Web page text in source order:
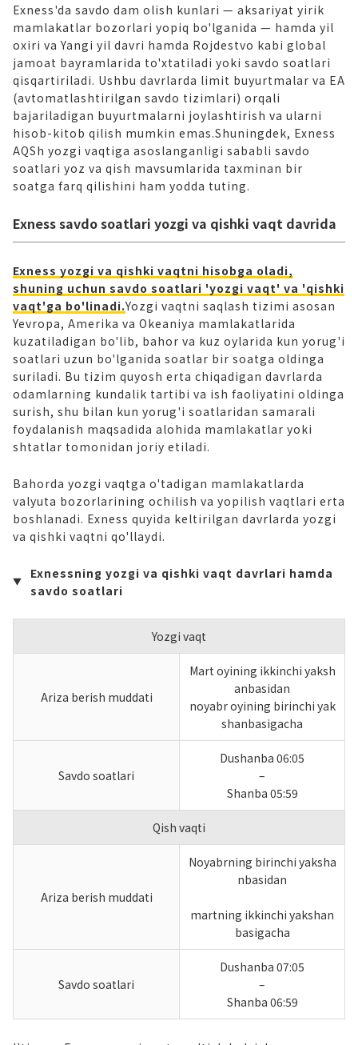
Exness'da savdo dam olish kunlari — aksariyat yirik
mamlakatlar bozorlari yopiq bo'lganida — hamda yil
oxiri va Yangi yil davri hamda Rojdestvo kabi global
jamoat bayramlarida to'xtatiladi yoki savdo soatlari
qisqartiriladi. Ushbu davrlarda limit buyurtmalar va EA
(avtomatlashtirilgan savdo tizimlari) orqali
bajariladigan buyurtmalarni joylashtirish va ularni
hisob-kitob qilish mumkin emas.Shuningdek, Exness
AQSh yozgi vaqtiga asoslanganligi sababli savdo
soatlari yoz va qish mavsumlarida taxminan bir
soatga farq qilishini ham yodda tuting.
Exness savdo soatlari yozgi va qishki vaqt davrida
Exness yozgi va qishki vaqtni hisobga oladi,
shuning uchun savdo soatlari 'yozgi vaqt' va 'qishki
vaqt'ga bo'linadi.Yozgi vaqtni saqlash tizimi asosan
Yevropa, Amerika va Okeaniya mamlakatlarida
kuzatiladigan bo'lib, bahor va kuz oylarida kun yorug'i
soatlari uzun bo'lganida soatlar bir soatga oldinga
suriladi. Bu tizim quyosh erta chiqadigan davrlarda
odamlarning kundalik tartibi va ish faoliyatini oldinga
surish, shu bilan kun yorug'i soatlaridan samarali
foydalanish maqsadida alohida mamlakatlar yoki
shtatlar tomonidan joriy etiladi.
Bahorda yozgi vaqtga o'tadigan mamlakatlarda
valyuta bozorlarining ochilish va yopilish vaqtlari erta
boshlanadi. Exness quyida keltirilgan davrlarda yozgi
va qishki vaqtni qo'llaydi.
Exnessning yozgi va qishki vaqt davrlari hamda
savdo soatlari
Yozgi vaqt
Ariza berish muddati
Mart oyining ikkinchi yaksh
anbasidan
noyabr oyining birinchi yak
shanbasigacha
Savdo soatlari
Dushanba 06:05
–
Shanba 05:59
Qish vaqti
Ariza berish muddati
Noyabrning birinchi yaksha
nbasidan
martning ikkinchi yakshan
basigacha
Savdo soatlari
Dushanba 07:05
–
Shanba 06:59